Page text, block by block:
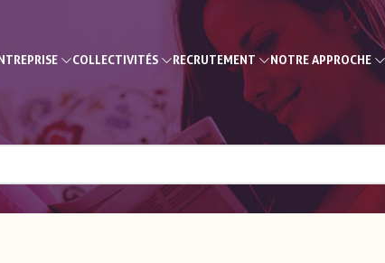
COLLECTIVITÉS RECRUTEMENT NOTRE APPROCHE